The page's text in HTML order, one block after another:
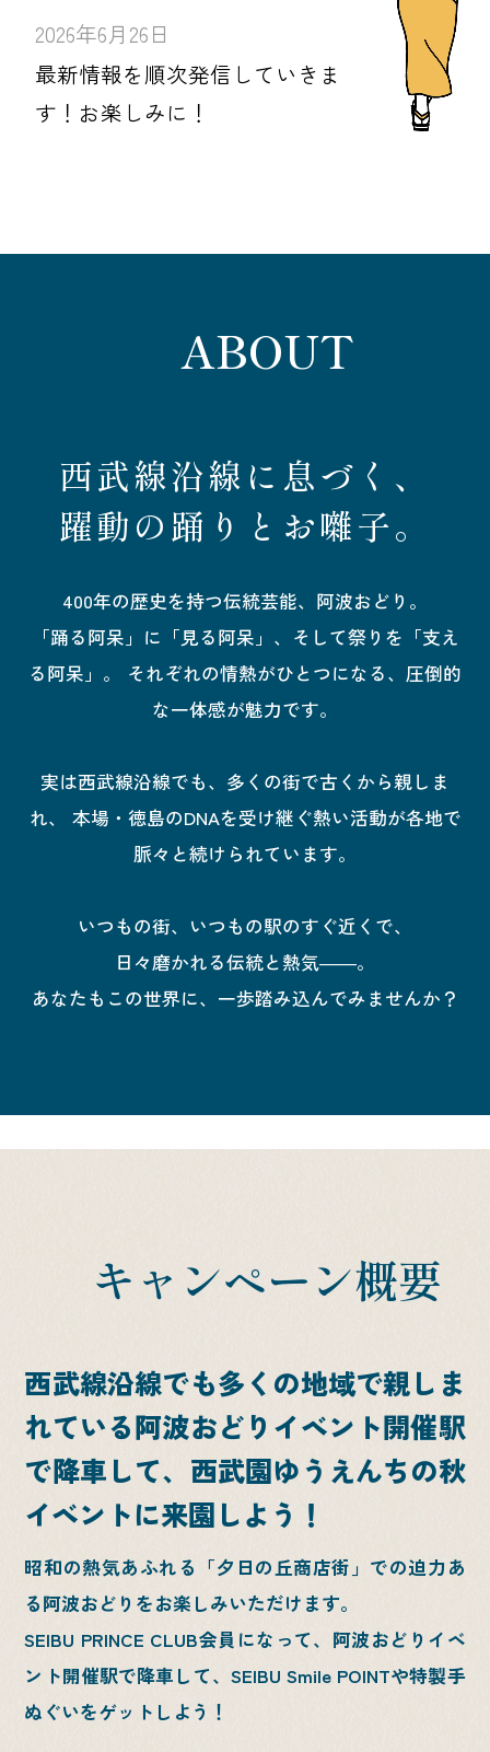
2026年6月26日
最新情報を順次発信していきま
す！お楽しみに！
ABOUT
西武線沿線に息づく、
躍動の踊りとお囃子。
400年の歴史を持つ伝統芸能、阿波おどり。
「踊る阿呆」に「見る阿呆」、そして祭りを「支え
る阿呆」。
それぞれの情熱がひとつになる、圧倒的
な一体感が魅力です。
実は西武線沿線でも、多くの街で古くから親しま
れ、
本場・徳島のDNAを受け継ぐ熱い活動が各地で
脈々と続けられています。
いつもの街、いつもの駅のすぐ近くで、
日々磨かれる伝統と熱気――。
あなたもこの世界に、一歩踏み込んでみませんか？
キャンペーン概要
西武線沿線でも多くの地域で親しま
れている阿波おどりイベント開催駅
で降車して、 西武園ゆうえんちの秋
イベントに来園しよう！
昭和の熱気あふれる「夕日の丘商店街」での迫力あ
る阿波おどりをお楽しみいただけます。
SEIBU PRINCE CLUB会員になって、阿波おどりイベ
ント開催駅で降車して、 SEIBU Smile POINTや特製手
ぬぐいをゲットしよう！